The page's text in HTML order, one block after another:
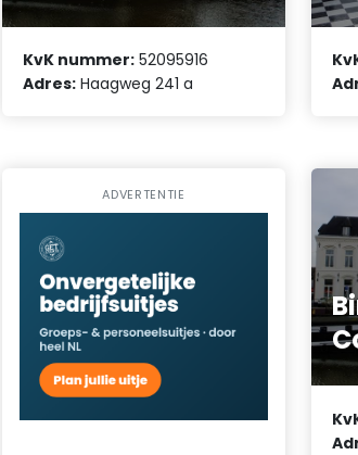
KvK nummer: 52095916
Adres: Haagweg 241 a
ADVERTENTIE